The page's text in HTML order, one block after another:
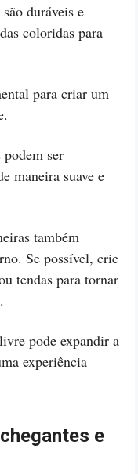
duráveis e
coloridas para
para criar um
ser
maneira suave e
também
Se possível, crie
tendas para tornar
pode expandir a
experiência
e